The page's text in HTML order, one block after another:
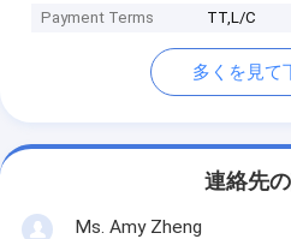
Payment Terms
TT,L/C
多くを見て
連絡先
Ms. Amy Zheng